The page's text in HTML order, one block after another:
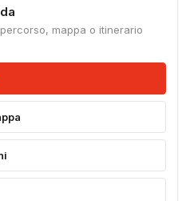
mappa o itinerario